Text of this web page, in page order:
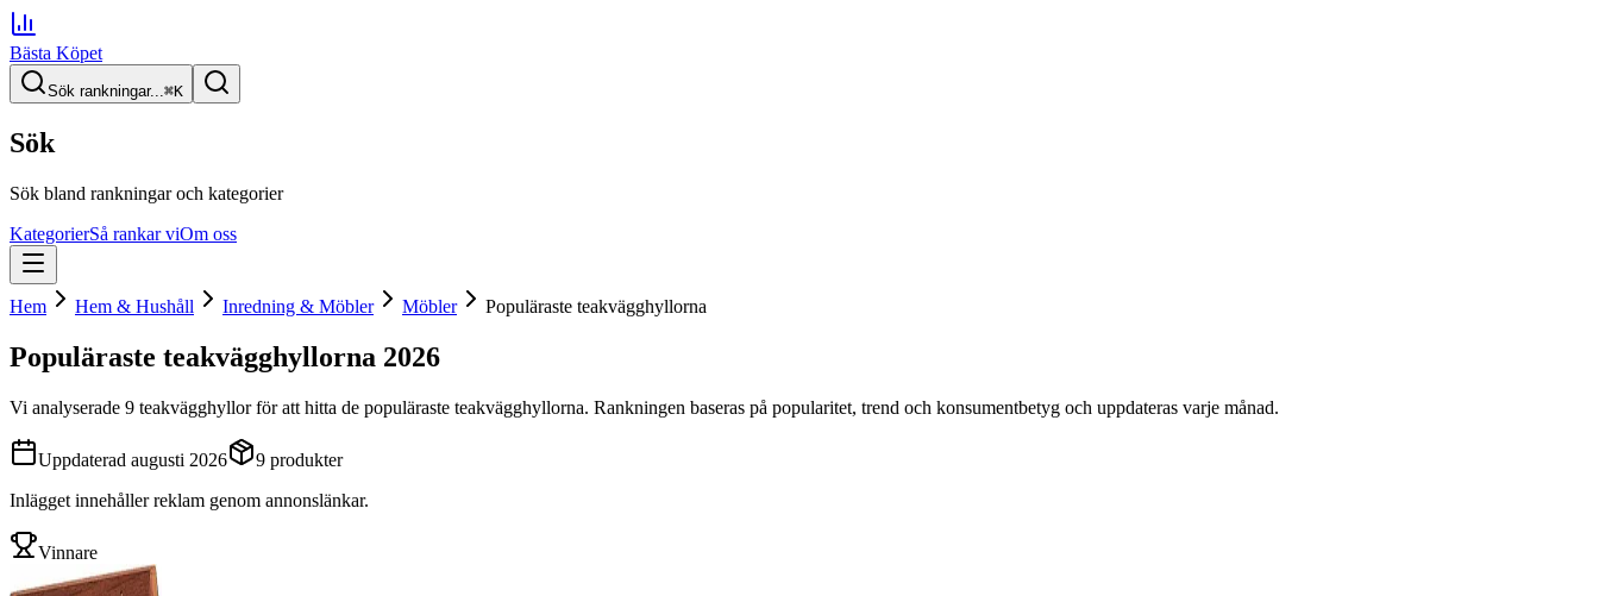
Bästa Köpet
Sök rankningar...⌘K
Sök
Sök bland rankningar och kategorier
KategorierSå rankar viOm oss
Hem Hem & Hushåll Inredning & Möbler Möbler Populäraste teakvägghyllorna
Populäraste teakvägghyllorna 2026
Vi analyserade 9 teakvägghyllorför att hitta de populäraste teakvägghyllorna. Rankningen baseras på popularitet, trend och konsumentbetyg och uppdateras varje månad.
Uppdaterad augusti 2026 9 produkter
Inlägget innehåller reklam genom annonslänkar.
Vinnare